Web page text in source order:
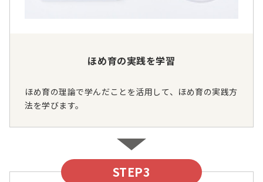
ほめ育の実践を学習
ほめ育の理論で学んだことを活用して、ほめ育の実践方
法を学びます。
STEP3